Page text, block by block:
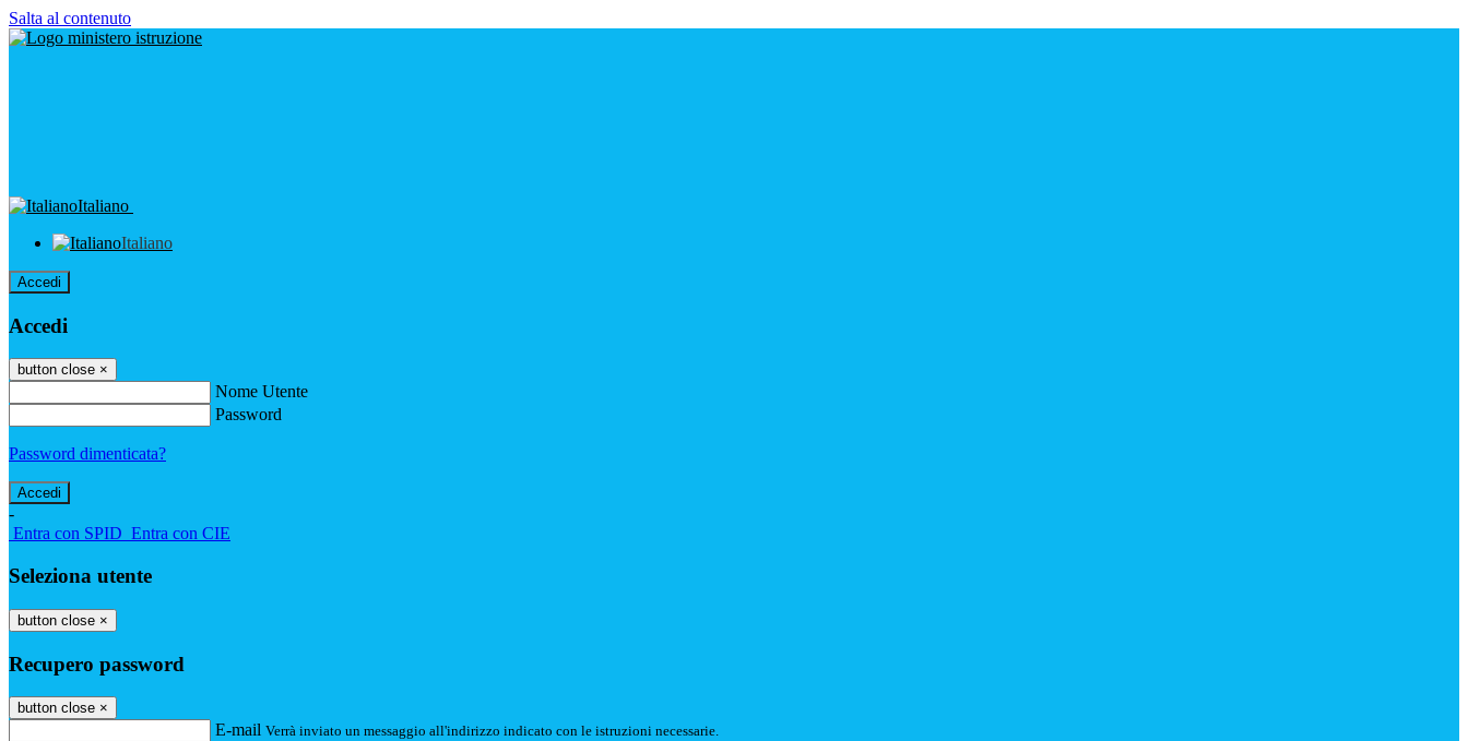
Salta al contenuto
Italiano
Italiano
Accedi
Accedi
button close ×
Nome Utente
Password
Password dimenticata?
-
Entra con SPID Entra con CIE
Seleziona utente
button close ×
Recupero password
button close ×
E-mail Verrà inviato un messaggio all'indirizzo indicato con le istruzioni necessarie.